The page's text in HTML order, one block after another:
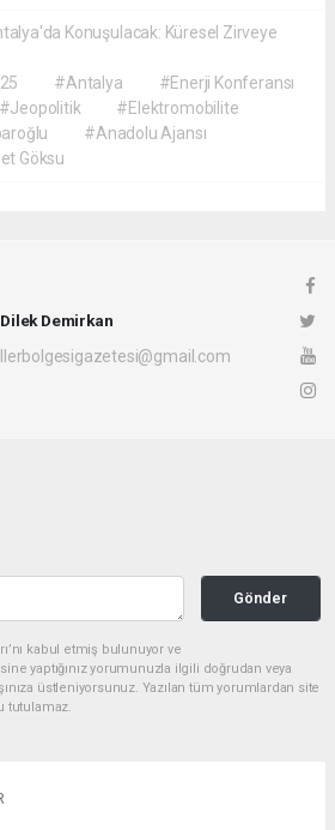
Konuşulacak: Küresel Zirveye
#Antalya
#Enerji Konferansı
#Jeopolitik
#Elektromobilite
#Anadolu Ajansı
Göksu
Demirkan
Gönder
kabul etmiş bulunuyor ve
yaptığınız yorumunuzla ilgili doğrudan veya
üstleniyorsunuz. Yazılan tüm yorumlardan site
tutulamaz.